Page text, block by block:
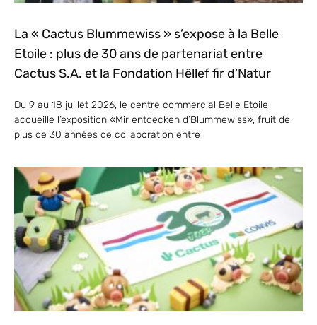
La « Cactus Blummewiss » s’expose à la Belle
Etoile : plus de 30 ans de partenariat entre
Cactus S.A. et la Fondation Hëllef fir d’Natur
Du 9 au 18 juillet 2026, le centre commercial Belle Etoile
accueille l’exposition «Mir entdecken d’Blummewiss», fruit de
plus de 30 années de collaboration entre